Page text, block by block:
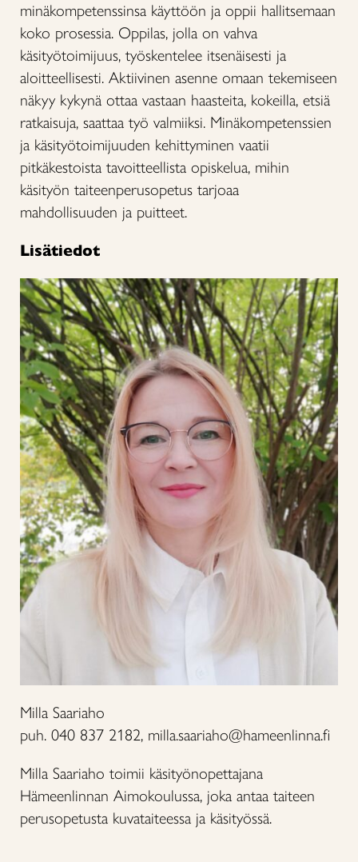
minäkompetenssinsa käyttöön ja oppii hallitsemaan
koko prosessia. Oppilas, jolla on vahva
käsityötoimijuus, työskentelee itsenäisesti ja
aloitteellisesti. Aktiivinen asenne omaan tekemiseen
näkyy kykynä ottaa vastaan haasteita, kokeilla, etsiä
ratkaisuja, saattaa työ valmiiksi. Minäkompetenssien
ja käsityötoimijuuden kehittyminen vaatii
pitkäkestoista tavoitteellista opiskelua, mihin
käsityön taiteenperusopetus tarjoaa
mahdollisuuden ja puitteet.
Lisätiedot
Milla Saariaho
puh. 040 837 2182, milla.saariaho@hameenlinna.fi
Milla Saariaho toimii käsityönopettajana
Hämeenlinnan Aimokoulussa, joka antaa taiteen
perusopetusta kuvataiteessa ja käsityössä.